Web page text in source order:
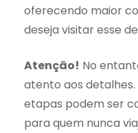
oferecendo maior
deseja visitar esse
Atenção! No
atento aos
etapas podem ser
para quem nunca